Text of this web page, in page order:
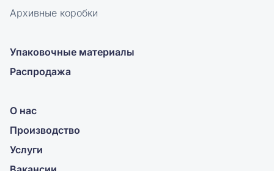
Архивные коробки
Упаковочные материалы
Распродажа
О нас
Производство
Услуги